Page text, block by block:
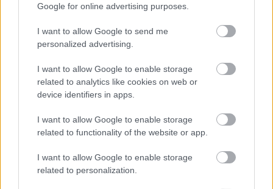
Google for online advertising purposes.
I want to allow Google to send me
personalized advertising.
I want to allow Google to enable storage
related to analytics like cookies on web or
device identifiers in apps.
I want to allow Google to enable storage
related to functionality of the website or app.
I want to allow Google to enable storage
related to personalization.
διευρύνουμε την περίμετρο για να δανείζονται
περισσότερες επιχειρήσεις, δουλεύουμε πάνω
σε αυτό με τις τράπεζες και ταυτόχρονα ένα πολύ
δάνεια από το Ταμείο Ανάκαμψης με 0,35 της
μονάδος τόκο που θα δώσουν μια ανάσα σε πολύ
περισσότερες επιχειρήσεις. Υπάρχουν χρήματα
που πρέπει να δοθούν στην αγορά, θέλουμε να
διευρύνουμε την περίμετρο, είναι μικρή η
περίμετρος πράγματι μας απασχολεί γιατί η
ανάπτυξη απαιτεί τη δυνατότητα